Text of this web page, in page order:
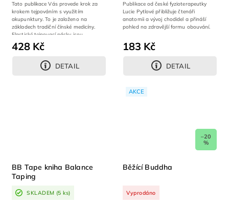
428 Kč
DETAIL
Tato publikace Vás provede krok za
krokem tejpováním s využitím
akupunktury. To je založeno na
základech tradiční čínské medicíny.
Elastické tejpovací pásky jsou
přelepeny přes...
183 Kč
DETAIL
Publikace od české fyzioterapeutky
Lucie Pytlové přibližuje čtenáři
anatomii a vývoj chodidel a přináší
pohled na zdravější formu obouvání.
BB Tape kniha Balance
Taping
SKLADEM (5 ks)
AKCE
–20
%
Běžící Buddha
Vyprodáno